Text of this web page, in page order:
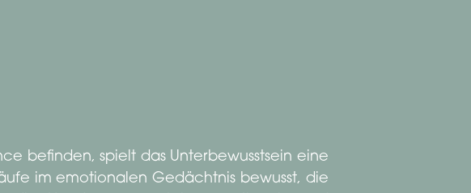
befinden, spielt das Unterbewusstsein eine
im emotionalen Gedächtnis bewusst, die